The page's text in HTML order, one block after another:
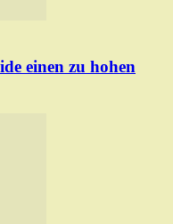
einen zu hohen